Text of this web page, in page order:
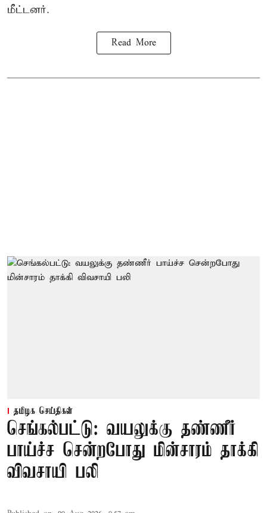
மீட்டனர்.
Read More
தமிழக செய்திகள்
செங்கல்பட்டு: வயலுக்கு தண்ணீர்
பாய்ச்ச சென்றபோது மின்சாரம் தாக்கி
விவசாயி பலி